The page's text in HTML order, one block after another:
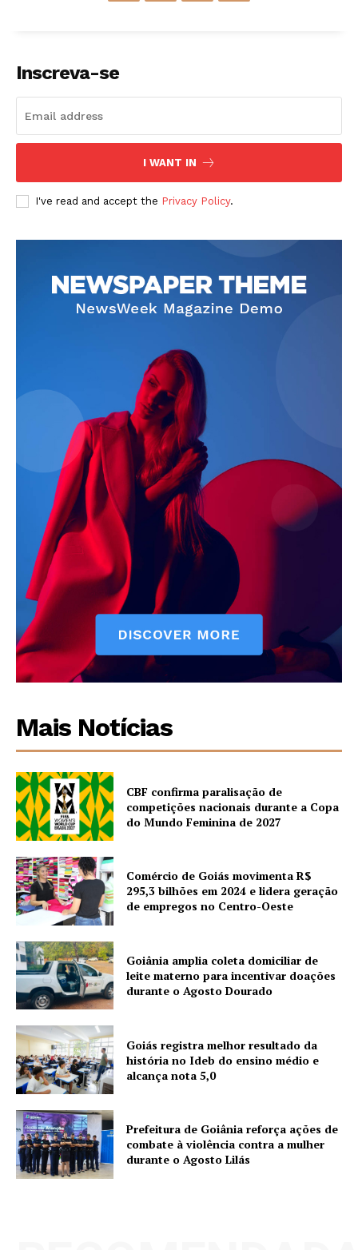
Inscreva-se
I WANT IN
I've read and accept the Privacy Policy.
Mais Notícias
CBF confirma paralisação de
competições nacionais durante a Copa
do Mundo Feminina de 2027
Comércio de Goiás movimenta R$
295,3 bilhões em 2024 e lidera geração
de empregos no Centro-Oeste
Goiânia amplia coleta domiciliar de
leite materno para incentivar doações
durante o Agosto Dourado
Goiás registra melhor resultado da
história no Ideb do ensino médio e
alcança nota 5,0
Prefeitura de Goiânia reforça ações de
combate à violência contra a mulher
durante o Agosto Lilás